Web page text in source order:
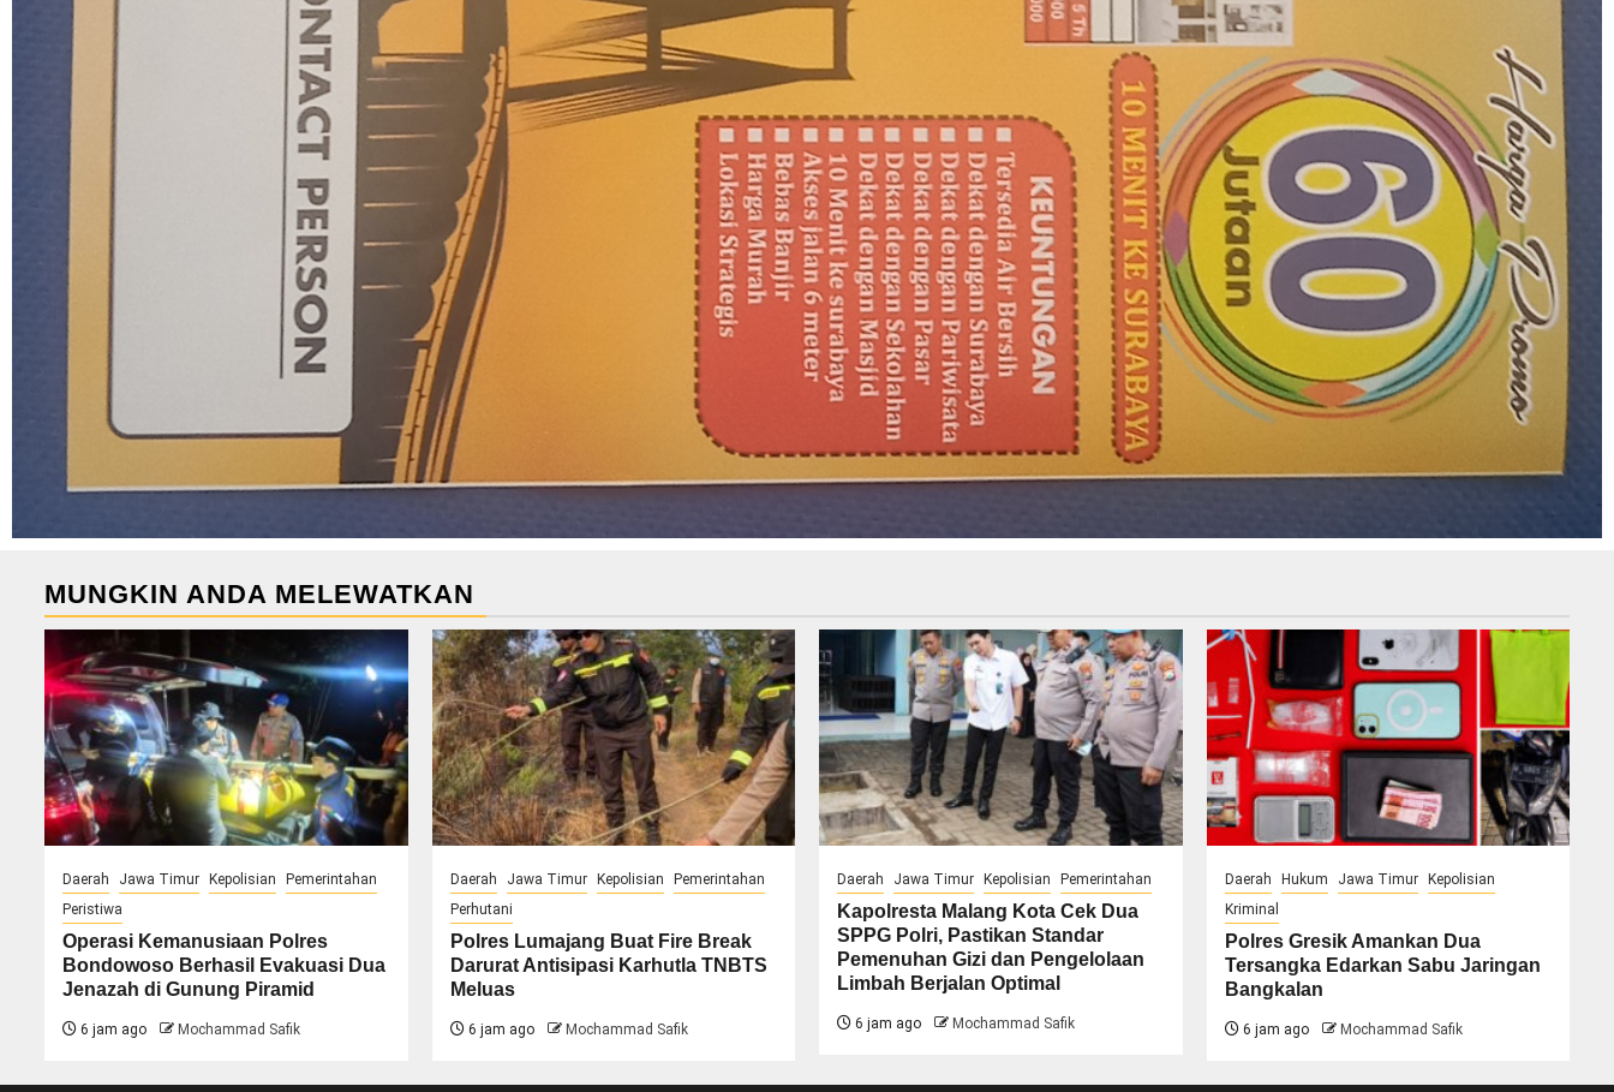
MUNGKIN ANDA MELEWATKAN
Daerah Jawa Timur Kepolisian
Pemerintahan
Peristiwa
Operasi Kemanusiaan Polres
Bondowoso Berhasil Evakuasi Dua
Jenazah di Gunung Piramid
6 jam ago Mochammad Safik
Daerah Jawa Timur Kepolisian
Pemerintahan
Perhutani
Polres Lumajang Buat Fire Break
Darurat Antisipasi Karhutla TNBTS
Meluas
6 jam ago Mochammad Safik
Daerah Jawa Timur Kepolisian Pemerintahan
Kapolresta Malang Kota Cek Dua
SPPG Polri, Pastikan Standar
Pemenuhan Gizi dan Pengelolaan
Limbah Berjalan Optimal
6 jam ago Mochammad Safik
Daerah Hukum Jawa Timur
Kepolisian
Kriminal
Polres Gresik Amankan Dua
Tersangka Edarkan Sabu Jaringan
Bangkalan
6 jam ago Mochammad Safik